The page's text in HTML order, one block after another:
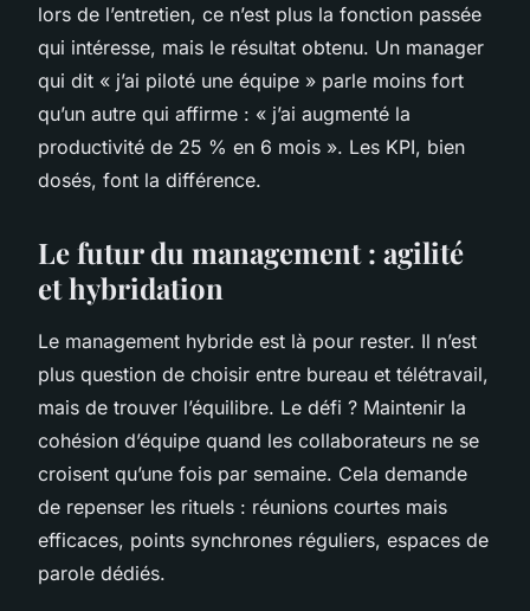
lors de l’entretien, ce n’est plus la fonction passée
qui intéresse, mais le résultat obtenu. Un manager
qui dit « j’ai piloté une équipe » parle moins fort
qu’un autre qui affirme : « j’ai augmenté la
productivité de 25 % en 6 mois ». Les KPI, bien
dosés, font la différence.
Le futur du management : agilité
et hybridation
Le management hybride est là pour rester. Il n’est
plus question de choisir entre bureau et télétravail,
mais de trouver l’équilibre. Le défi ? Maintenir la
cohésion d’équipe quand les collaborateurs ne se
croisent qu’une fois par semaine. Cela demande
de repenser les rituels : réunions courtes mais
efficaces, points synchrones réguliers, espaces de
parole dédiés.